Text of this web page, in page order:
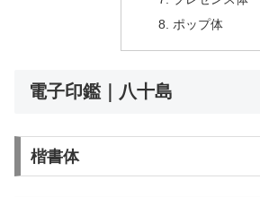
ポップ体
電子印鑑｜八十島
楷書体